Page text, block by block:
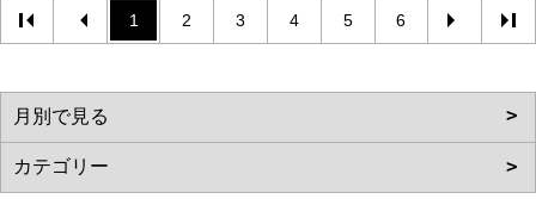
1 2 3 4 5 6